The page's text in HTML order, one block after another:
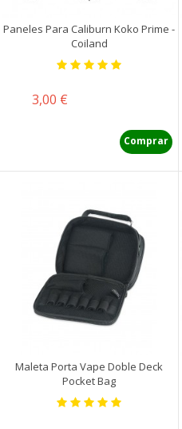
Paneles Para Caliburn Koko Prime -
Coiland
Precio
3,00 €
Comprar
Maleta Porta Vape Doble Deck
Pocket Bag